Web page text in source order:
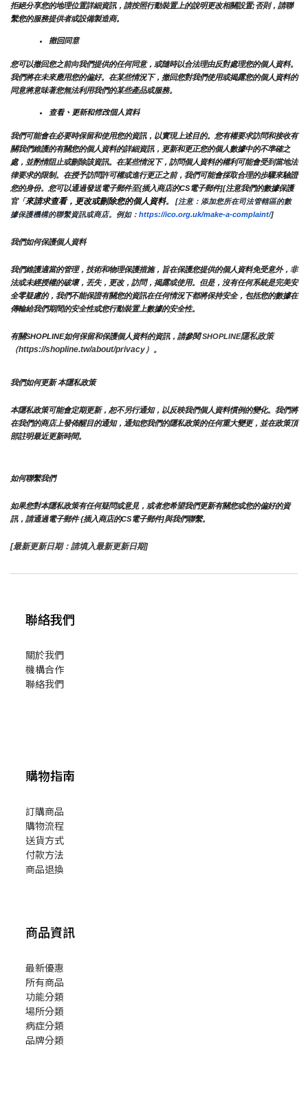
拒絕分享您的地理位置詳細資訊，請按照行動裝置上的說明更改相關設置;否則，請聯
繫您的服務提供者或設備製造商。
撤回同意
您可以撤回您之前向我們提供的任何同意，或隨時以合法理由反對處理您的個人資料。
我們將在未來應用您的偏好。在某些情況下，撤回您對我們使用或揭露您的個人資料的
同意將意味著您無法利用我們的某些產品或服務。
查看、更新和修改個人資料
我們可能會在必要時保留和使用您的資訊，以實現上述目的。您有權要求訪問和接收有
關我們維護的有關您的個人資料的詳細資訊，更新和更正您的個人數據中的不準確之
處，並酌情阻止或刪除該資訊。在某些情況下，訪問個人資料的權利可能會受到當地法
律要求的限制。在授予訪問許可權或進行更正之前，我們可能會採取合理的步驟來驗證
您的身份。您可以通過發送電子郵件至{插入商店的CS電子郵件][注意我們的數據保護
官「來請求查看，更改或刪除您的個人資料。
[注意：添加您所在司法管轄區的數
據保護機構的聯繫資訊或商店。例如： https://ico.org.uk/make-a-complaint/]
我們如何保護個人資料
我們維護適當的管理，技術和物理保護措施，旨在保護您提供的個人資料免受意外，非
法或未經授權的破壞，丟失，更改，訪問，揭露或使用。但是，沒有任何系統是完美安
全零疑慮的，我們不能保證有關您的資訊在任何情況下都將保持安全，包括您的數據在
傳輸給我們期間的安全性或您行動裝置上數據的安全性。
有關SHOPLINE如何保留和保護個人資料的資訊，請參閱 SHOPLINE隱私政策
（https://shopline.tw/about/privacy）。
我們如何更新 本隱私政策
本隱私政策可能會定期更新，恕不另行通知，以反映我們個人資料慣例的變化。我們將
在我們的商店上發佈醒目的通知，通知您我們的隱私政策的任何重大變更，並在政策頂
部註明最近更新時間。
如何聯繫我們
如果您對本隱私政策有任何疑問或意見，或者您希望我們更新有關您或您的偏好的資
訊，請通過電子郵件 {插入商店的CS電子郵件]與我們聯繫。
[最新更新日期：請填入最新更新日期]
聯絡我們
關於我們
機構合作
聯絡我們
購物指南
訂購商品
購物流程
送貨方式
付款方法
商品退換
商品資訊
最新優惠
所有商品
功能分類
場所分類
病症分類
品牌分類